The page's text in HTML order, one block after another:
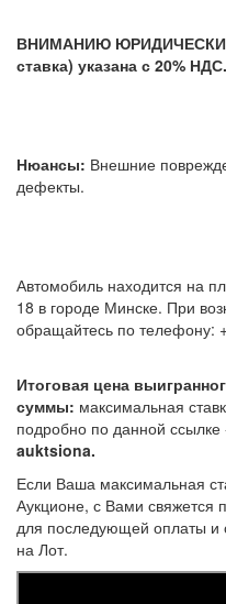
ВНИМАНИЮ
ставка) указана с 20% НДС.
Нюансы: Внешние
дефекты.
Автомобиль находится на
18 в городе Минске. При
обращайтесь по телефону:
Итоговая цена
суммы: максимальная
подробно по данной ссылке
auktsiona.
Если Ваша максимальная
Аукционе, с Вами свяжется
для последующей оплаты и
на Лот.